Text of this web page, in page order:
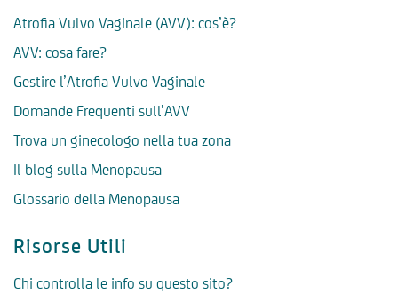
Atrofia Vulvo Vaginale (AVV): cos’è?
AVV: cosa fare?
Gestire l’Atrofia Vulvo Vaginale
Domande Frequenti sull’AVV
Trova un ginecologo nella tua zona
Il blog sulla Menopausa
Glossario della Menopausa
Risorse Utili
Chi controlla le info su questo sito?